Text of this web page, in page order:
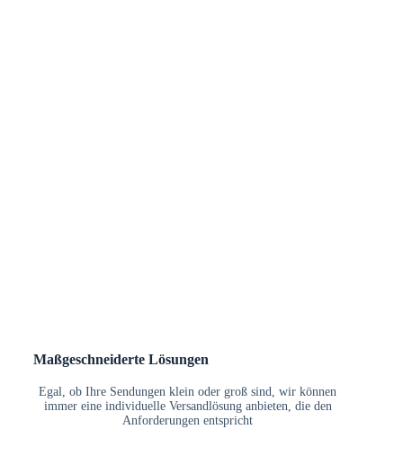
Maßgeschneiderte Lösungen
Egal, ob Ihre Sendungen klein oder groß sind, wir können
immer eine individuelle Versandlösung anbieten, die den
Anforderungen entspricht